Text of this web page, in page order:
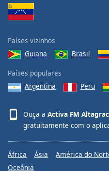
Done
Close
Modal
End
dialog
window.
Países vizinhos
Guiana
Brasil
Países populares
Argentina
Peru
Ouça a Activa FM
gratuitamente com o
África Ásia América do
Oceânia